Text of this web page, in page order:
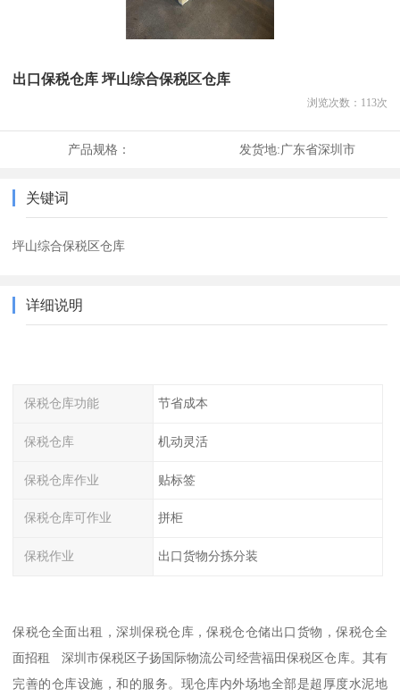
出口保税仓库 坪山综合保税区仓库
浏览次数： 113次
产品规格： 发货地:广东省深圳市
关键词
坪山综合保税区仓库
详细说明
保税仓库功能 节省成本
保税仓库 机动灵活
保税仓库作业 贴标签
保税仓库可作业 拼柜
保税作业 出口货物分拣分装
保税仓全面出租，深圳保税仓库，保税仓仓储出口货物，保税仓全
面招租 深圳市保税区子扬国际物流公司经营福田保税区仓库。其有
完善的仓库设施，和的服务。现仓库内外场地全部是超厚度水泥地